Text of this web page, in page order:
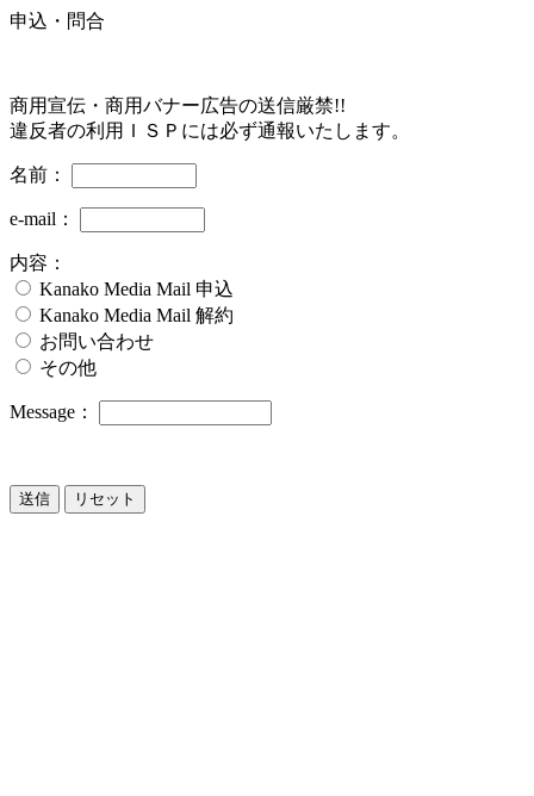
申込・問合
商用宣伝・商用バナー広告の送信厳禁!!
違反者の利用ＩＳＰには必ず通報いたします。
名前：
e-mail：
内容：
Kanako Media Mail 申込
Kanako Media Mail 解約
お問い合わせ
その他
Message：